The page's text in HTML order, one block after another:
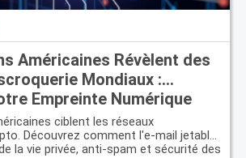
Américaines Révèlent des
Mondiaux :
Empreinte Numérique
Jetableciblent les réseaux
Découvrez comment l'e-mail jetable
la vie privée, anti-spam et sécurité des